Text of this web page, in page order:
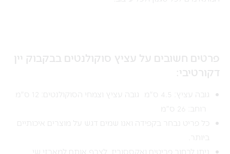
פרטים חשובים על עציץ סוקולנטים בבקבוק יין
דקורטיבי:
גובה עציץ: 4.5 ס"מ גובה עציץ וצמחי הסוקולנטים: 12 ס"מ
רוחב: 26 ס"מ
כל פריט נבחר בקפידה ואנו שמים דגש על מוצרים איכותיים
ביותר.
ניתן לבחור פריטים ואקססוריז, לצרף אותם למארזי שי